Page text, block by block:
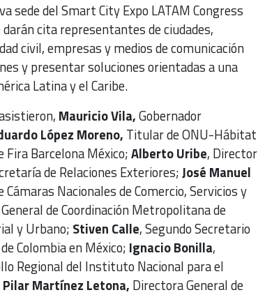
sede del Smart City Expo LATAM Congress
cita representantes de ciudades,
civil, empresas y medios de comunicación
y presentar soluciones orientadas a una
Latina y el Caribe.
Mauricio Vila,Gobernador
López Moreno, Titular de ONU-Hábitat
Fira Barcelona México;Alberto Uribe, Director
de Relaciones Exteriores;José Manuel
Nacionales de Comercio, Servicios y
de Coordinación Metropolitana de
y Urbano; Stiven Calle, Segundo Secretario
Colombia en México; Ignacio Bonilla,
Regional del Instituto Nacional para el
Pilar Martínez Letona, Directora General de